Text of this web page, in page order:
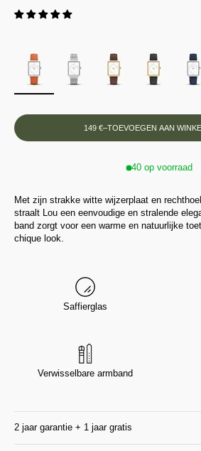
149 €–TOEVOEGEN AAN
40 op voorraad
Met zijn strakke witte wijzerplaat en
straalt Lou een eenvoudige en stralende
band zorgt voor een warme en natuurlijke
chique look.
Saffierglas
Verwisselbare armband
2 jaar garantie + 1 jaar gratis